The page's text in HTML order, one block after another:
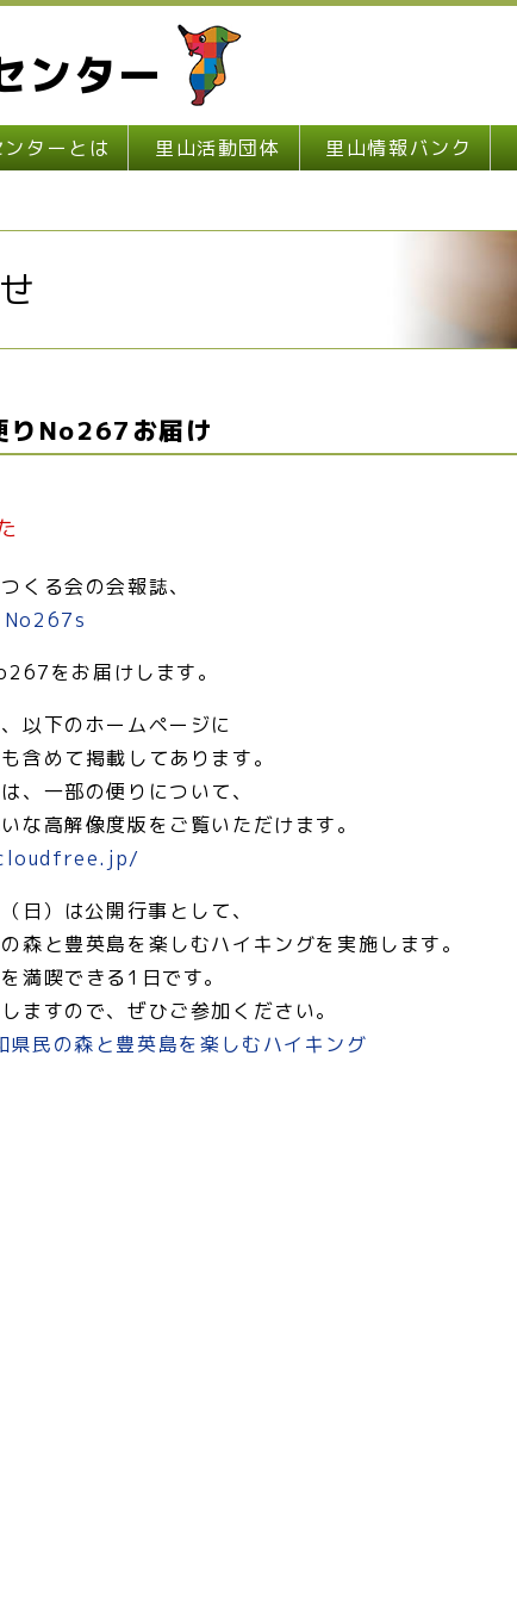
ンター
ターとは 里山活動団体 里山情報バンク
りNo267お届け
くる会の会報誌、
No267s
をお届けします。
以下のホームページに
含めて掲載してあります。
、一部の便りについて、
な高解像度版をご覧いただけます。
日）は公開行事として、
森と豊英島を楽しむハイキングを実施します。
満喫できる1日です。
ますので、ぜひご参加ください。
県民の森と豊英島を楽しむハイキング